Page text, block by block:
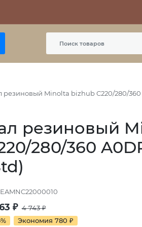
резиновый Minolta bizhub C220/280/
резиновый
280/360
EAMNC22000010
₽ 4 743₽
Экономия 780 ₽